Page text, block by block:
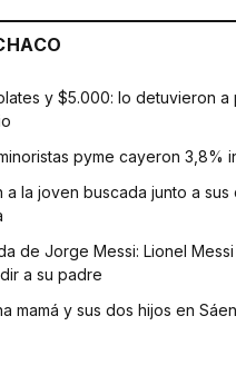
y $5.000: lo detuvieron a
pyme cayeron 3,8%
a la joven buscada junto a sus
de Jorge Messi: Lionel
a su padre
mamá y sus dos hijos en